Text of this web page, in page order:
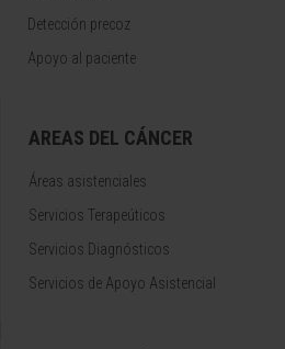
Detección precoz
Apoyo al paciente
AREAS DEL CÁNCER
Áreas asistenciales
Servicios Terapeúticos
Servicios Diagnósticos
Servicios de Apoyo Asistencial